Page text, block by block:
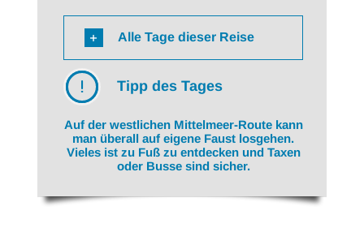
Alle Tage dieser Reise
Tipp des Tages
Auf der westlichen Mittelmeer-Route kann
man überall auf eigene Faust losgehen.
Vieles ist zu Fuß zu entdecken und Taxen
oder Busse sind sicher.